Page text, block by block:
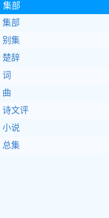
集部
集部
别集
楚辞
词
曲
诗文评
小说
总集